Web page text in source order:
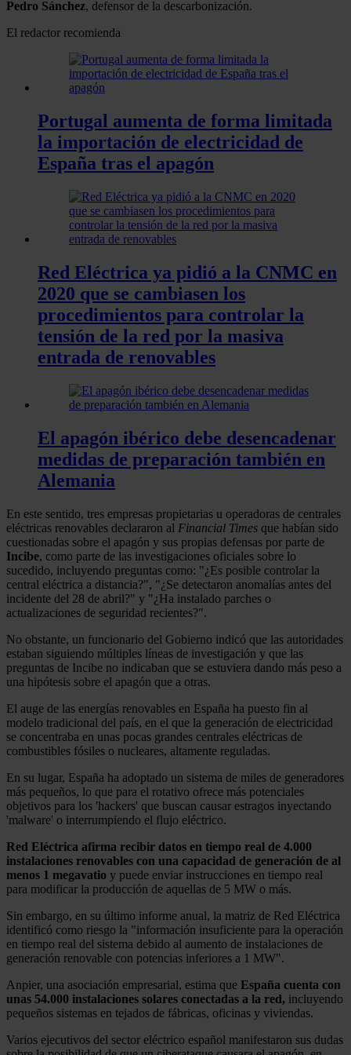
Pedro Sánchez, defensor de la descarbonización.
El redactor recomienda
Portugal aumenta de forma limitada
la importación de electricidad de
España tras el apagón
Red Eléctrica ya pidió a la CNMC en
2020 que se cambiasen los
procedimientos para controlar la
tensión de la red por la masiva
entrada de renovables
El apagón ibérico debe desencadenar
medidas de preparación también en
Alemania
En este sentido, tres empresas propietarias u operadoras de centrales
eléctricas renovables declararon al Financial Times que habían sido
cuestionadas sobre el apagón y sus propias defensas por parte de
Incibe, como parte de las investigaciones oficiales sobre lo
sucedido, incluyendo preguntas como: "¿Es posible controlar la
central eléctrica a distancia?", "¿Se detectaron anomalías antes del
incidente del 28 de abril?" y "¿Ha instalado parches o
actualizaciones de seguridad recientes?".
No obstante, un funcionario del Gobierno indicó que las autoridades
estaban siguiendo múltiples líneas de investigación y que las
preguntas de Incibe no indicaban que se estuviera dando más peso a
una hipótesis sobre el apagón que a otras.
El auge de las energías renovables en España ha puesto fin al
modelo tradicional del país, en el que la generación de electricidad
se concentraba en unas pocas grandes centrales eléctricas de
combustibles fósiles o nucleares, altamente reguladas.
En su lugar, España ha adoptado un sistema de miles de generadores
más pequeños, lo que para el rotativo ofrece más potenciales
objetivos para los 'hackers' que buscan causar estragos inyectando
'malware' o interrumpiendo el flujo eléctrico.
Red Eléctrica afirma recibir datos en tiempo real de 4.000
instalaciones renovables con una capacidad de generación de al
menos 1 megavatio y puede enviar instrucciones en tiempo real
para modificar la producción de aquellas de 5 MW o más.
Sin embargo, en su último informe anual, la matriz de Red Eléctrica
identificó como riesgo la "información insuficiente para la operación
en tiempo real del sistema debido al aumento de instalaciones de
generación renovable con potencias inferiores a 1 MW".
Anpier, una asociación empresarial, estima que España cuenta con
unas 54.000 instalaciones solares conectadas a la red, incluyendo
pequeños sistemas en tejados de fábricas, oficinas y viviendas.
Varios ejecutivos del sector eléctrico español manifestaron sus dudas